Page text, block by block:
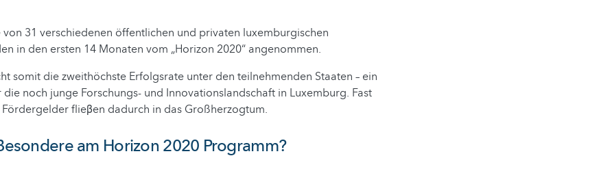
31 verschiedenen öffentlichen und privaten luxemburgischen
in den ersten 14 Monaten vom „Horizon 2020“ angenommen.
somit die zweithöchste Erfolgsrate unter den teilnehmenden Staaten – ein
noch junge Forschungs- und Innovationslandschaft in Luxemburg. Fast
flieβen dadurch in das Großherzogtum.
am Horizon 2020 Programm?